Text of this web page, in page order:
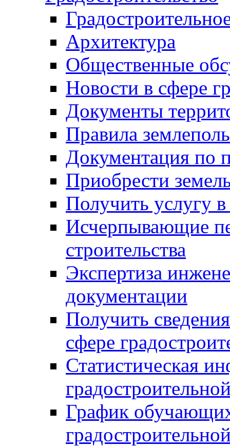
Архитектура
Общественные
Новости в сфере
Документы
Правила
Документация по
Приобрести
Получить услугу в
Исчерпывающие
строительства
Экспертиза
документации
Получить
сфере
Статистическая
График